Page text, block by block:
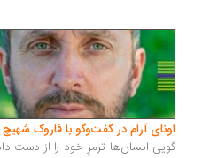
آرام در گفت‌وگو با فاروک شهیچ‭
انسان‌ها ترمزِ خود را از دست داده‌اند